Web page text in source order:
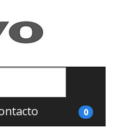
0